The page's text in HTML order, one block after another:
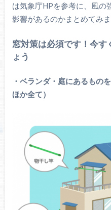
は気象庁HPを参考に、風の
影響があるのかまとめてみま
窓対策は必須です！今す
ょう
・ベランダ・庭にある もの
ほか全て）